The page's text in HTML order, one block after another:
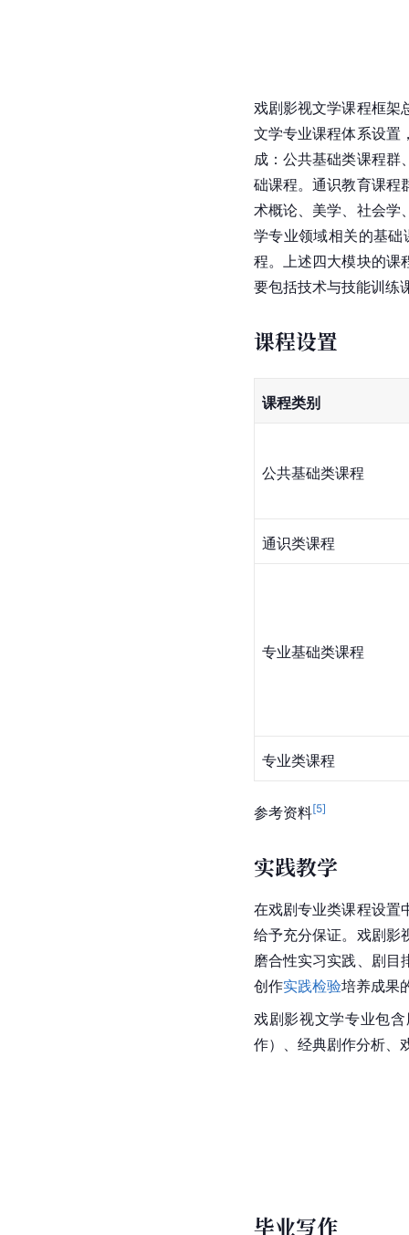
戏剧影视文学课程框架
文学专业课程体系设置
成：公共基础类课程群
础课程。通识教育课程
术概论、美学、社会学
学专业领域相关的基
程。上述四大模块的课
要包括技术与技能训练
课程设置
课程类别
公共基础类课程
通识类课程
专业基础类课程
专业类课程
参考资料[5]
实践教学
在戏剧专业类课程设置
给予充分保证。戏剧影
磨合性实习实践、剧目
创作实践检验培养成果
戏剧影视文学专业包
作）、经典剧作分析、
毕业写作